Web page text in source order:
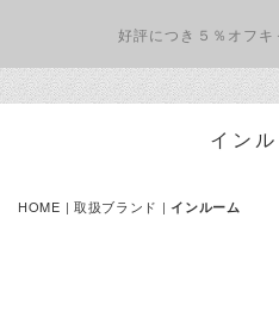
好評につき５％オフキ
イン
HOME | 取扱ブランド | インルーム